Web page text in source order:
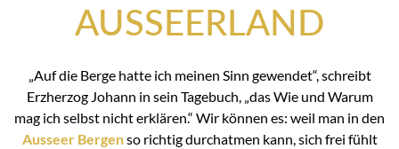
AUSSEERLAND
„Auf die Berge hatte ich meinen Sinn gewendet“, schreibt
Erzherzog Johann in sein Tagebuch, „das Wie und Warum
mag ich selbst nicht erklären.“ Wir können es: weil man in den
Ausseer Bergenso richtig durchatmen kann, sich frei fühlt